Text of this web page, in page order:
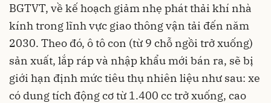
BGTVT, về kế hoạch giảm nhẹ phát thải khí nhà
kính trong lĩnh vực giao thông vận tải đến năm
2030. Theo đó, ô tô con (từ 9 chỗ ngồi trở xuống)
sản xuất, lắp ráp và nhập khẩu mới bán ra, sẽ bị
giới hạn định mức tiêu thụ nhiên liệu như sau: xe
có dung tích động cơ từ 1.400 cc trở xuống, cao